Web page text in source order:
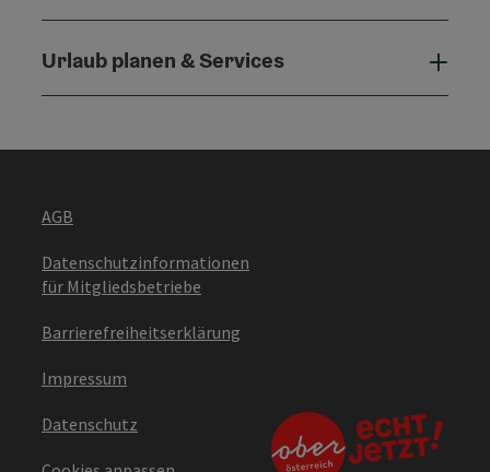
Urlaub planen & Services
AGB
Datenschutzinformationen
für Mitgliedsbetriebe
Barrierefreiheitserklärung
Impressum
Datenschutz